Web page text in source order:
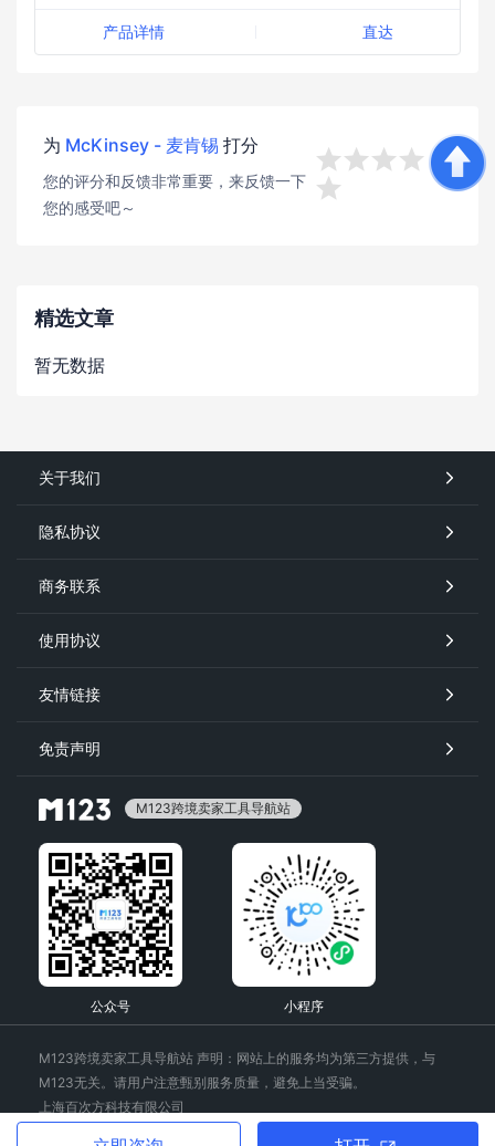
产品详情 直达
为 McKinsey - 麦肯锡 打分
您的评分和反馈非常重要，来反馈一下
您的感受吧～


精选文章
暂无数据
关于我们
隐私协议
商务联系
使用协议
友情链接
免责声明
M123跨境卖家工具导航站
公众号 小程序
M123跨境卖家工具导航站 声明：网站上的服务均为第三方提供，与
M123无关。请用户注意甄别服务质量，避免上当受骗。
上海百次方科技有限公司
备案号：沪ICP备2022029172号-4